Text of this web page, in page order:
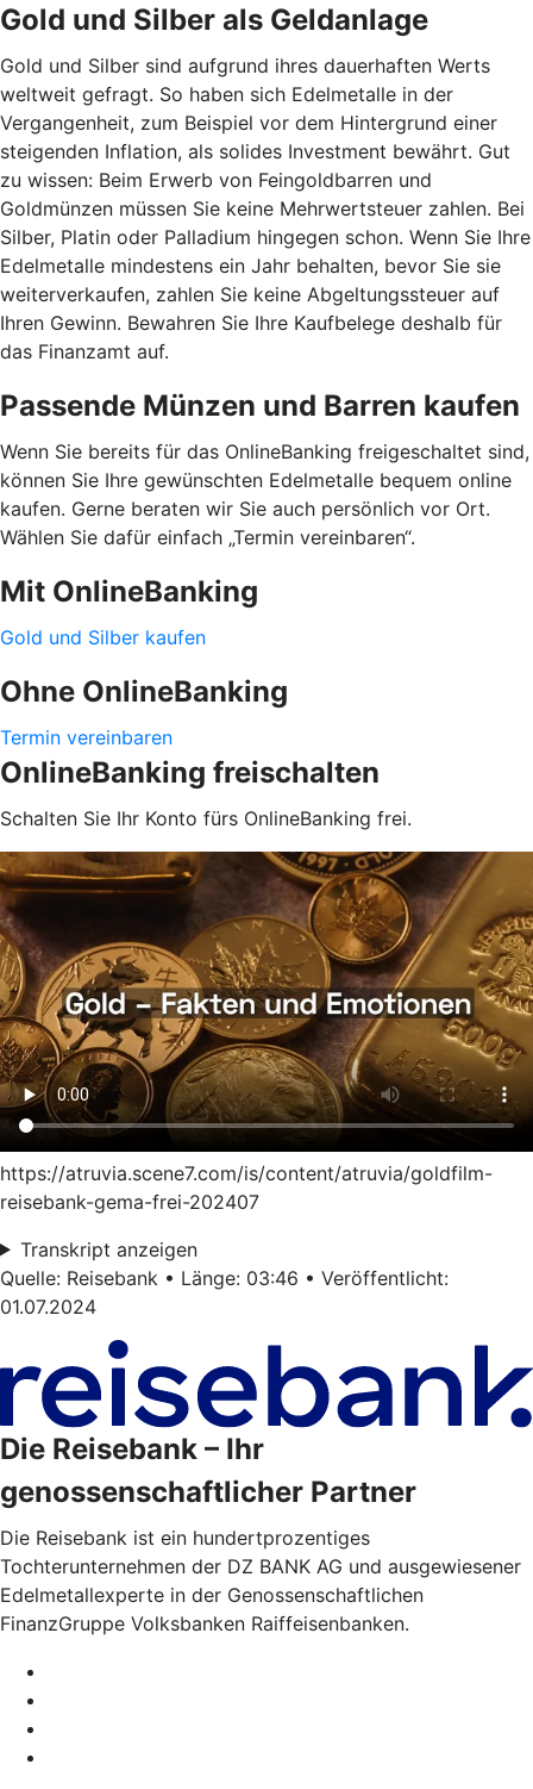
Gold und Silber als Geldanlage
Gold und Silber sind aufgrund ihres dauerhaften Werts
weltweit gefragt. So haben sich Edelmetalle in der
Vergangenheit, zum Beispiel vor dem Hintergrund einer
steigenden Inflation, als solides Investment bewährt. Gut
zu wissen: Beim Erwerb von Feingoldbarren und
Goldmünzen müssen Sie keine Mehrwertsteuer zahlen. Bei
Silber, Platin oder Palladium hingegen schon. Wenn Sie Ihre
Edelmetalle mindestens ein Jahr behalten, bevor Sie sie
weiterverkaufen, zahlen Sie keine Abgeltungssteuer auf
Ihren Gewinn. Bewahren Sie Ihre Kaufbelege deshalb für
das Finanzamt auf.
Passende Münzen und Barren kaufen
Wenn Sie bereits für das OnlineBanking freigeschaltet sind,
können Sie Ihre gewünschten Edelmetalle bequem online
kaufen. Gerne beraten wir Sie auch persönlich vor Ort.
Wählen Sie dafür einfach „Termin vereinbaren“.
Mit OnlineBanking
Gold und Silber kaufen
Ohne OnlineBanking
Termin vereinbaren
OnlineBanking freischalten
Schalten Sie Ihr Konto fürs OnlineBanking frei.
https://atruvia.scene7.com/is/content/atruvia/goldfilm-
reisebank-gema-frei-202407
Transkript anzeigen
Quelle: Reisebank • Länge: 03:46 • Veröffentlicht:
01.07.2024
Die Reisebank – Ihr
genossenschaftlicher Partner
Die Reisebank ist ein hundertprozentiges
Tochterunternehmen der DZ BANK AG und ausgewiesener
Edelmetallexperte in der Genossenschaftlichen
FinanzGruppe Volksbanken Raiffeisenbanken.